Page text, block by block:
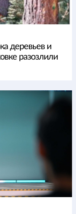
деревьев и
разозлили